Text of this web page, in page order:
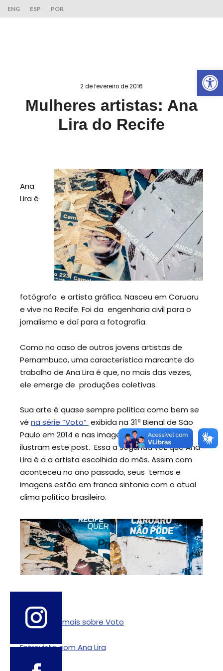
ENG ESP POR
2 de fevereiro de 2016
Mulheres artistas: Ana
Lira do Recife
Ana
Lira é
fotógrafa e artista gráfica. Nasceu em Caruaru
e vive no Recife. Foida engenharia civilpara o
jornalismo e daí para a fotografia.
Como no caso de outros jovens artistas de
Pernambuco,uma característica marcante do
trabalho de Ana Lira é que, no mais das vezes,
ele emerge de produções coletivas.
Sua arte é quase sempre política como bem se
vê na série “Voto” exibida na 31ª Bienal de São
Paulo em 2014 e nas imagensfotografiasque
ilustram este post. Essa a segunda vez que Ana
Lira é a a artista escolhida do mês. Assim com
aconteceu no ano passado, seus temas e
imagens estão em franca sintonia com o atual
clima político brasileiro.
Para saber mais sobre Voto
Entrevista com Ana Lira